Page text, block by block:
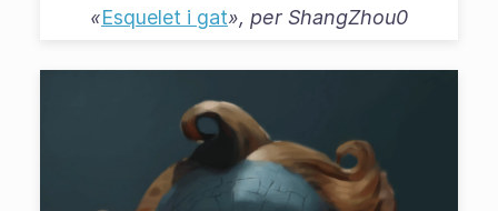
«Esquelet i gat», per ShangZhou0